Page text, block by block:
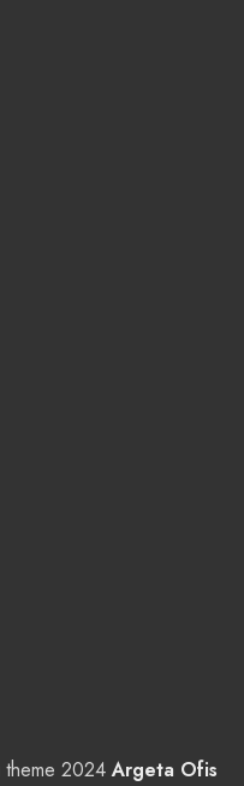
theme 2024Argeta Ofis